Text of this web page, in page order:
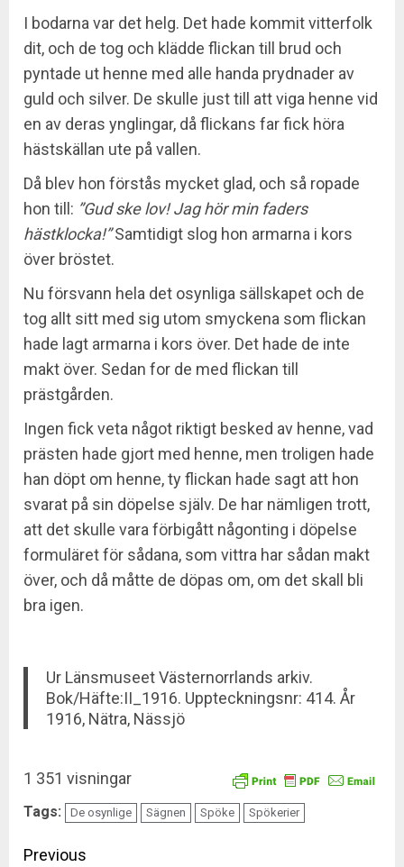
I bodarna var det helg. Det hade kommit vitterfolk
dit, och de tog och klädde flickan till brud och
pyntade ut henne med alle handa prydnader av
guld och silver. De skulle just till att viga henne vid
en av deras ynglingar, då flickans far fick höra
hästskällan ute på vallen.
Då blev hon förstås mycket glad, och så ropade
hon till: ”Gud ske lov! Jag hör min faders
hästklocka!”Samtidigt slog hon armarna i kors
över bröstet.
Nu försvann hela det osynliga sällskapet och de
tog allt sitt med sig utom smyckena som flickan
hade lagt armarna i kors över. Det hade de inte
makt över. Sedan for de med flickan till
prästgården.
Ingen fick veta något riktigt besked av henne, vad
prästen hade gjort med henne, men troligen hade
han döpt om henne, ty flickan hade sagt att hon
svarat på sin döpelse själv. De har nämligen trott,
att det skulle vara förbigått någonting i döpelse
formuläret för sådana, som vittra har sådan makt
över, och då måtte de döpas om, om det skall bli
bra igen.
Ur Länsmuseet Västernorrlands arkiv.
Bok/Häfte:II_1916. Uppteckningsnr: 414. År
1916, Nätra, Nässjö
1 351 visningar
Tags: De osynlige Sägnen Spöke Spökerier
Continue
Previous